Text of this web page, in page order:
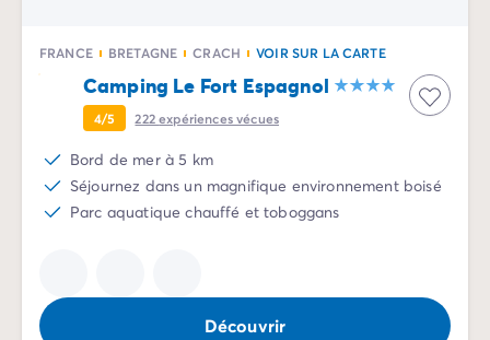
FRANCE BRETAGNE CRACH VOIR SUR LA CARTE
Camping Le Fort Espagnol
4/5 222expériences vécues
Bord de mer à 5 km
Séjournez dans un magnifique environnement boisé
Parc aquatique chauffé et toboggans
Découvrir